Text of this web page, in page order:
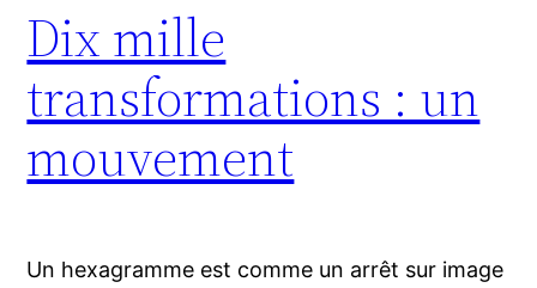
Dix mille
transformations : un
mouvement
Un hexagramme est comme un arrêt sur image